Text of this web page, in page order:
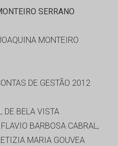
SERRANO
MONTEIRO
DE GESTÃO 2012
DE BELA VISTA
BARBOSA CABRAL,
MARIA GOUVEA